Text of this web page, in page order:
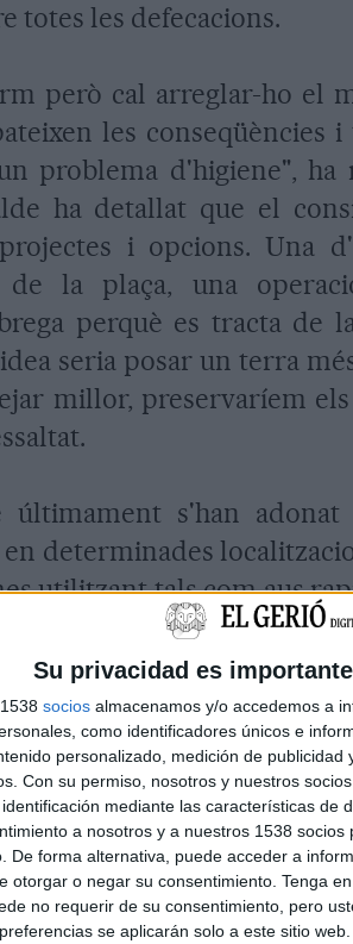
Su privacidad es
socios almacenamos y/o accedemos a
como identificadores únicos e
personalizado, medición de
Con su permiso, nosotros y nuestros
mediante las características de
a nosotros y a nuestros 1538
De forma alternativa, puede acceder a
otorgar o negar su consentimiento. Tenga
no requerir de su consentimiento, pero
se aplicarán solo a este sitio
totes les defecacions.
però cal arreglar-ho el
les conseqüències
problema d'higiene", ha
ha detallat que el
i opcions. Una
la plaça, una
perquè es tracta de
seria posar un terra
millor, preservaríem
últimament s'han adonat
determinades
utilitzant tals com aus
fer fora a una
aquesta zona milers
no pot continuar", ha